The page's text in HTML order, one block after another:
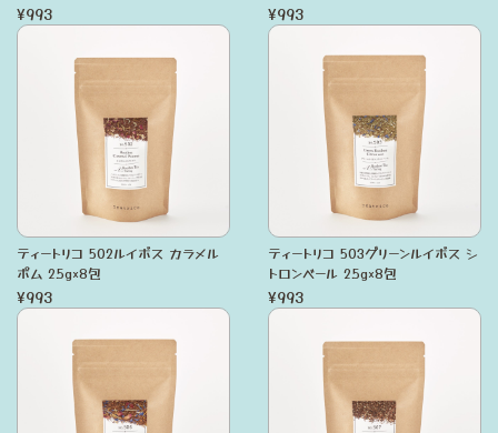
¥993 ¥993
ティートリコ 502ルイボス カラメル
ポム 2.5g×8包
¥993
ティートリコ 503グリーンルイボス シ
トロンベール 2.5g×8包
¥993